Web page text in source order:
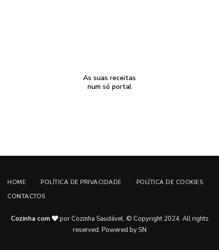
As suas receitas
num só portal
HOME POLÍTICA DE PRIVACIDADE
POLÍTICA DE COOKIES
CONTACTOS
Cozinha com
por Cozinha Saudável. © Copyright 2024. All rights
reserved. Powered by SN